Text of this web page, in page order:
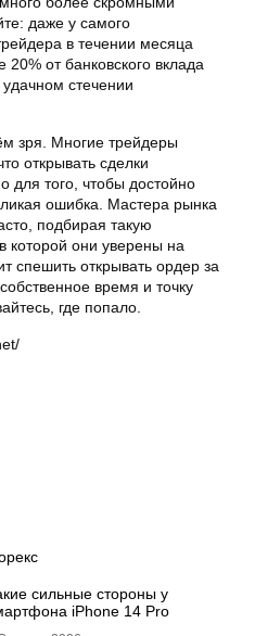
даже у самого
в течении месяца
от банковского вклада
стечении
зря. Многие трейдеры
открывать сделки
для того, чтобы достойно
ошибка. Мастера рынка
подбирая такую
которой они уверены на
спешить открывать ордер за
время и точку
где попало.
сильные стороны у
iPhone 14 Pro